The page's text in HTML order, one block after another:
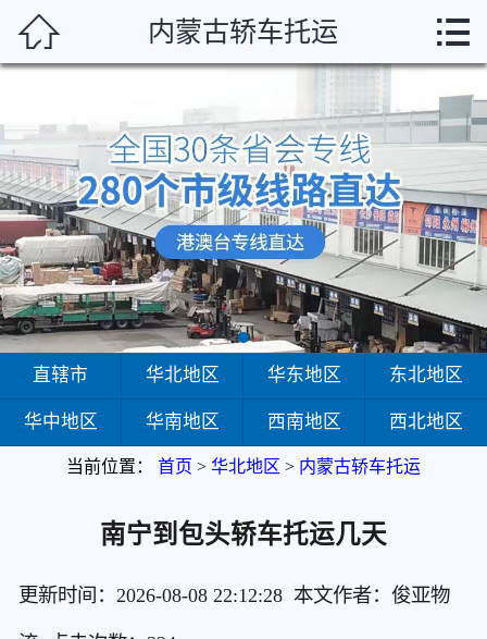

华北地区
华东地区
东北地区
华中地区
华南地区
西南地区
 内蒙古轿车托运 
直辖市 华北地区 华东地区 东北地区
华中地区 华南地区 西南地区 西北地区
当前位置： 首页 > 华北地区 > 内蒙古轿车托运
南宁到包头轿车托运几天
更新时间：2026-08-08 22:12:28 本文作者：俊亚物